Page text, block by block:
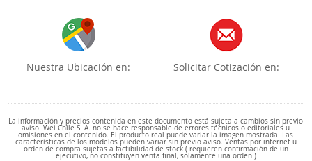
Nuestra Ubicación en: Solicitar Cotización en:
La información y precios contenida en este documento está sujeta a cambios sin previo
aviso. Wei Chile S. A. no se hace responsable de errores técnicos o editoriales u
omisiones en el contenido. El producto real puede variar la imagen mostrada. Las
características de los modelos pueden variar sin previo aviso. Ventas por internet u
orden de compra sujetas a factibilidad de stock ( requieren confirmación de un
ejecutivo, no constituyen venta final, solamente una orden )